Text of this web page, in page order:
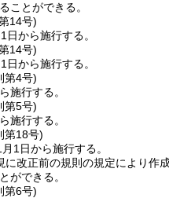
ことができる。
14号)
から施行する。
14号)
から施行する。
第4号)
施行する。
第5号)
施行する。
第18号)
1日から施行する。
に改正前の規則の規定により
ができる。
第6号)